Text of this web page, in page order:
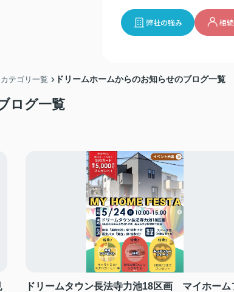
弊社の強み 相
カテゴリ一覧 ドリームホームからのお知らせのブログ一覧
ログ一覧
ドリームタウン長法寺力池18区画 マイホーム